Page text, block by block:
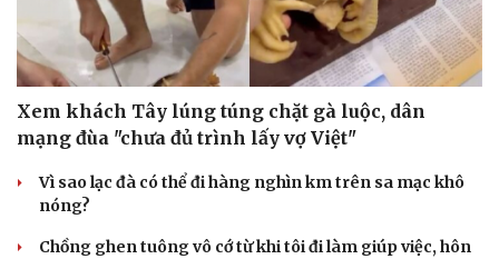
Xem khách Tây lúng túng chặt gà luộc, dân
mạng đùa "chưa đủ trình lấy vợ Việt"
Vì sao lạc đà có thể đi hàng nghìn km trên sa mạc khô
nóng?
Chồng ghen tuông vô cớ từ khi tôi đi làm giúp việc, hôn